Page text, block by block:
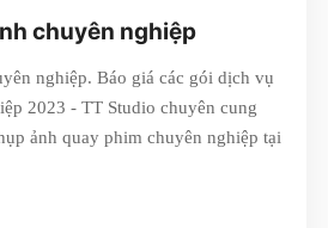
chuyên nghiệp
nghiệp. Báo giá các gói dịch vụ
2023 - TT Studio chuyên cung
ảnh quay phim chuyên nghiệp tại